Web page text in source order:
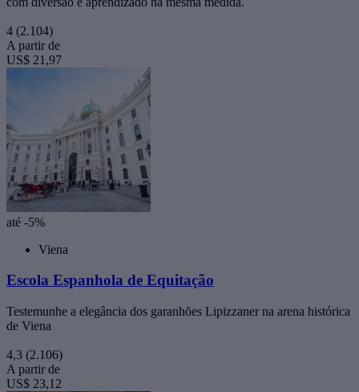
4 (2.104)
A partir de
US$ 21,97
até -5%
Viena
Escola Espanhola de Equitação
Testemunhe a elegância dos garanhões Lipizzaner na arena histórica
de Viena
4,3 (2.106)
A partir de
US$ 23,12